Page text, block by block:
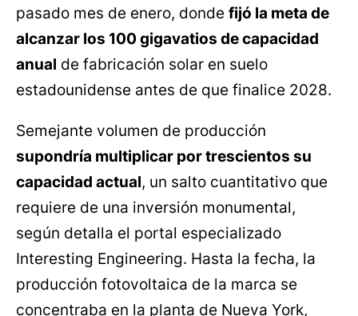
pasado mes de enero, donde fijó la meta de
alcanzar los 100 gigavatios de capacidad
anual de fabricación solar en suelo
estadounidense antes de que finalice 2028.
Semejante volumen de producción
supondría multiplicar por trescientos su
capacidad actual, un salto cuantitativo que
requiere de una inversión monumental,
según detalla el portal especializado
Interesting Engineering. Hasta la fecha, la
producción fotovoltaica de la marca se
concentraba en la planta de Nueva York,